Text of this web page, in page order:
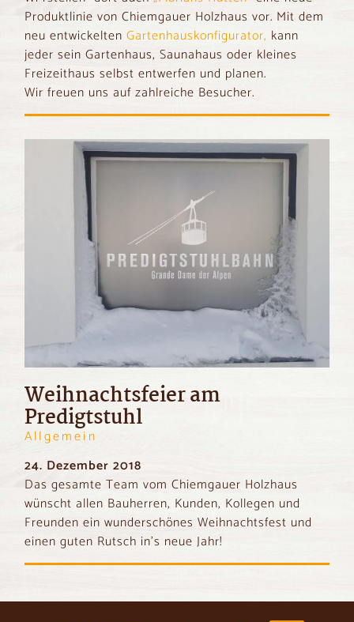
Produktlinie von Chiemgauer Holzhaus vor. Mit dem
neu entwickelten Gartenhauskonfigurator, kann
jeder sein Gartenhaus, Saunahaus oder kleines
Freizeithaus selbst entwerfen und planen.
Wir freuen uns auf zahlreiche Besucher.
Weihnachtsfeier am
Predigtstuhl
Allgemein
24. Dezember 2018
Das gesamte Team vom Chiemgauer Holzhaus
wünscht allen Bauherren, Kunden, Kollegen und
Freunden ein wunderschönes Weihnachtsfest und
einen guten Rutsch in’s neue Jahr!